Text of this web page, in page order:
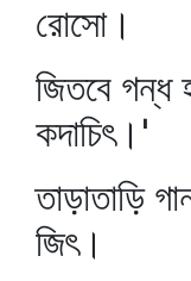
রোসো।
জিতবে গন্ধ
কদাচিৎ।'
তাড়াতাড়ি
জিৎ।